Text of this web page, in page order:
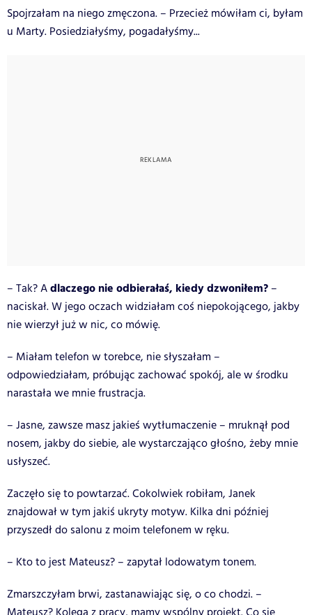
Spojrzałam na niego zmęczona. – Przecież mówiłam ci, byłam
u Marty. Posiedziałyśmy, pogadałyśmy...
– Tak? Adlaczego nie odbierałaś, kiedy dzwoniłem? –
naciskał. W jego oczach widziałam coś niepokojącego, jakby
nie wierzył już w nic, co mówię.
– Miałam telefon w torebce, nie słyszałam –
odpowiedziałam, próbując zachować spokój, ale w środku
narastała we mnie frustracja.
– Jasne, zawsze masz jakieś wytłumaczenie – mruknął pod
nosem, jakby do siebie, ale wystarczająco głośno, żeby mnie
usłyszeć.
Zaczęło się to powtarzać. Cokolwiek robiłam, Janek
znajdował w tym jakiś ukryty motyw. Kilka dni później
przyszedł do salonu z moim telefonem w ręku.
– Kto to jest Mateusz? – zapytał lodowatym tonem.
Zmarszczyłam brwi, zastanawiając się, o co chodzi. –